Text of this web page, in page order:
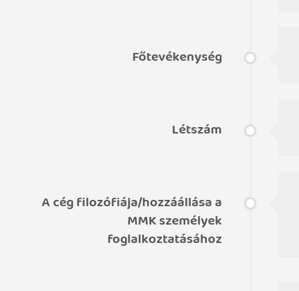
Főtevékenység
Létszám
A cég filozófiája/hozzáállása a
MMK személyek
foglalkoztatásához